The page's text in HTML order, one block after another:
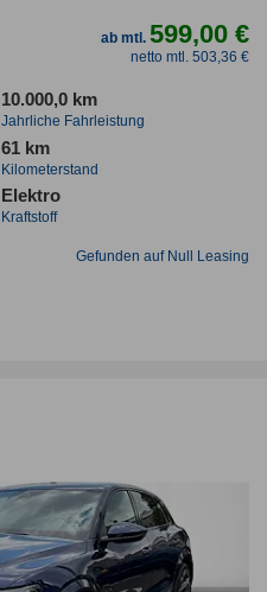
ab mtl.599,00 €
netto mtl. 503,36 €
10.000,0 km
Jahrliche Fahrleistung
61 km
Kilometerstand
Elektro
Kraftstoff
Gefunden auf Null Leasing